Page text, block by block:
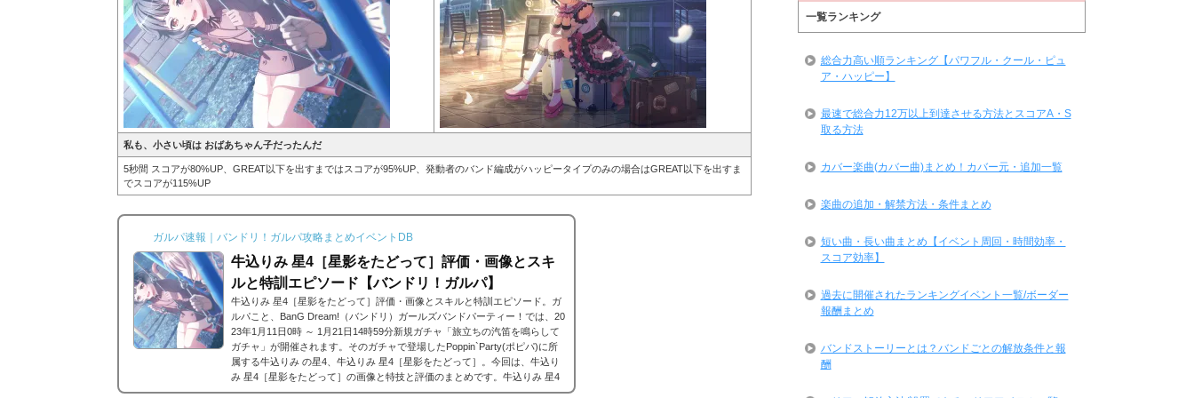
私も、小さい頃は おばあちゃん子だったんだ
5秒間 スコアが80%UP、GREAT以下を出すまではスコアが95%UP、発動者のバンド編成がハッピータイプのみの場合はGREAT以下を出すま
でスコアが115%UP
ガルパ速報｜バンドリ！ガルパ攻略まとめイベントDB
牛込りみ 星4［星影をたどって］評価・画像とスキ
ルと特訓エピソード【バンドリ！ガルパ】
牛込りみ 星4［星影をたどって］評価・画像とスキルと特訓エピソード。ガ
ルパこと、BanG Dream!（バンドリ）ガールズバンドパーティー！では、20
23年1月11日0時 ～ 1月21日14時59分新規ガチャ「旅立ちの汽笛を鳴らして
ガチャ」が開催されます。そのガチャで登場したPoppin`Party(ポピパ)に所
属する牛込りみ の星4、牛込りみ 星4［星影をたどって］。今回は、牛込り
み 星4［星影をたどって］の画像と特技と評価のまとめです。牛込りみ 星4
［星影をたどって］※画像をタップ/クリックで画像拡大可能■特訓前■特訓
一覧ランキング
総合力高い順ランキング【パワフル・クール・ピュ
ア・ハッピー】
最速で総合力12万以上到達させる方法とスコアA・S
取る方法
カバー楽曲(カバー曲)まとめ！カバー元・追加一覧
楽曲の追加・解禁方法・条件まとめ
短い曲・長い曲まとめ【イベント周回・時間効率・
スコア効率】
過去に開催されたランキングイベント一覧/ボーダー
報酬まとめ
バンドストーリーとは？バンドごとの解放条件と報
酬